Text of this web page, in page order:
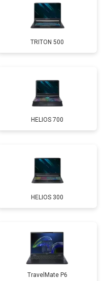
от 2200 ₽ Заказать
от 3500 ₽ Заказать
от 2200 ₽ Заказать
от 2600 ₽ Заказать
от 2600 ₽ Заказать
от 1100 ₽ Заказать
от 3500 ₽ Заказать
от 3990 ₽ Заказать
TRITON 500
HELIOS 700
HELIOS 300
TravelMate P6